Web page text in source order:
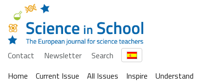
Contact Newsletter
Search
Home
Current Issue All Issues Inspire
Understand